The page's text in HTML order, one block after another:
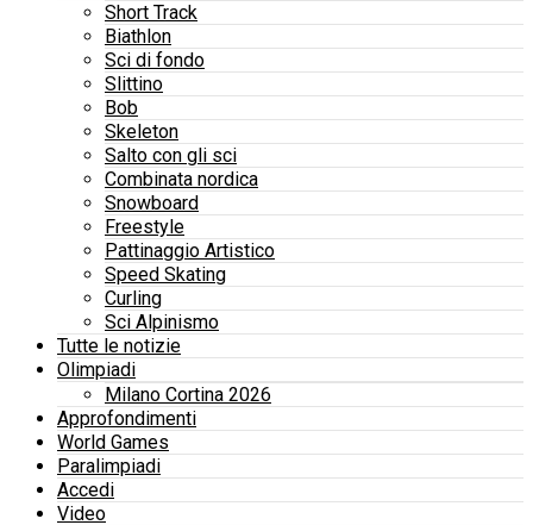
Short Track
Biathlon
Sci di fondo
Slittino
Bob
Skeleton
Salto con gli sci
Combinata nordica
Snowboard
Freestyle
Pattinaggio Artistico
Speed Skating
Curling
Sci Alpinismo
Tutte le notizie
Olimpiadi
Milano Cortina 2026
Approfondimenti
World Games
Paralimpiadi
Accedi
Video